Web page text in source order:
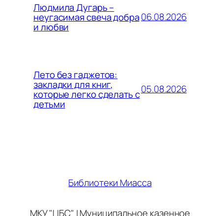
Людмила Дугарь –
неугасимая свеча добра
и любви
06.08.2026
Лето без гаджетов:
закладки для книг,
которые легко сделать с
детьми
05.08.2026
Библиотеки Миасса
МКУ "ЦБС" | Муниципальное казенное